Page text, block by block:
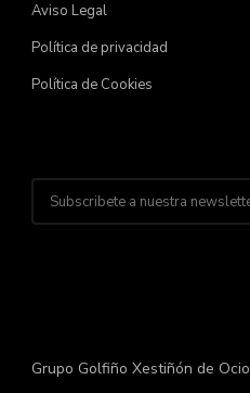
Aviso Legal
Política de privacidad
Política de Cookies
Grupo Golfiño Xestiñón de Ocio